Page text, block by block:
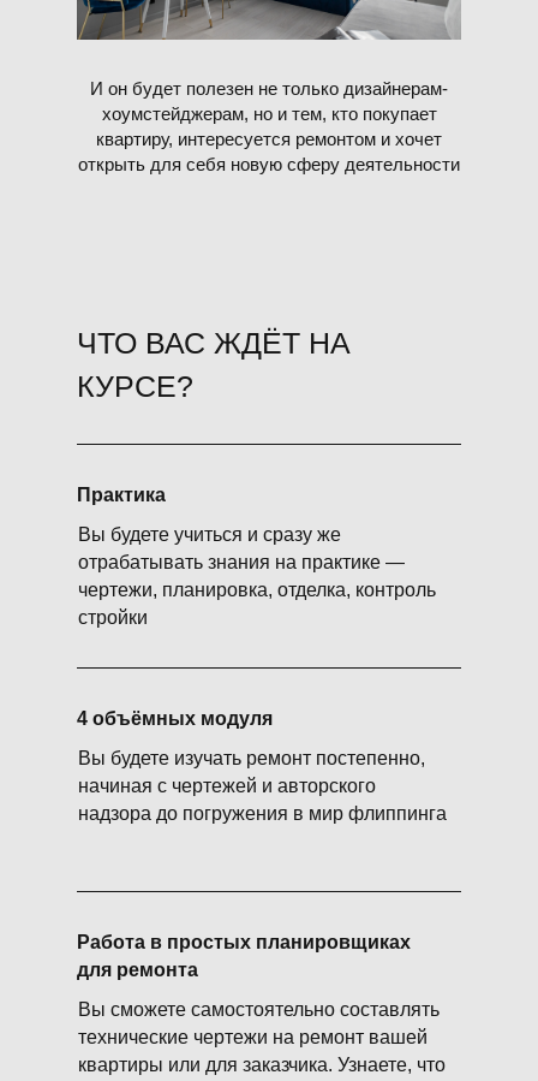
И он будет полезен не только дизайнерам-
хоумстейджерам, но и тем, кто покупает
квартиру, интересуется ремонтом и хочет
открыть для себя новую сферу деятельности
ЧТО ВАС ЖДЁТ НА
КУРСЕ?
Вы будете учиться и сразу же
отрабатывать знания на практике —
чертежи, планировка, отделка, контроль
стройки
Вы будете изучать ремонт постепенно,
начиная с чертежей и авторского
надзора до погружения в мир флиппинга
Вы сможете самостоятельно составлять
технические чертежи на ремонт вашей
квартиры или для заказчика. Узнаете, что
Практика
4 объёмных модуля
Работа в простых планировщиках
для ремонта